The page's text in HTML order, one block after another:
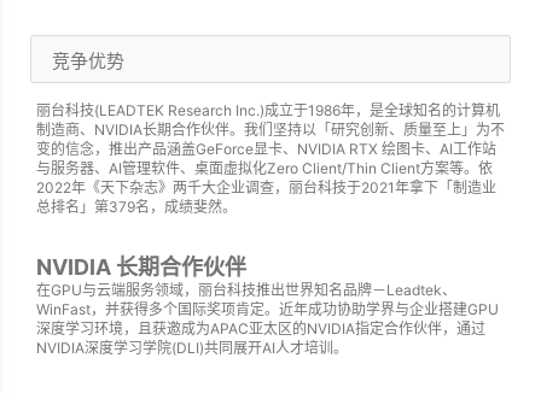
竞争优势
丽台科技(LEADTEK Research Inc.)成立于1986年，是全球知名的计算机
制造商、NVIDIA长期合作伙伴。我们坚持以「研究创新、质量至上」为不
变的信念，推出产品涵盖GeForce显卡、NVIDIA RTX 绘图卡、AI工作站
与服务器、AI管理软件、桌面虚拟化Zero Client/Thin Client方案等。依
2022年《天下杂志》两千大企业调查，丽台科技于2021年拿下「制造业
总排名」第379名，成绩斐然。
NVIDIA 长期合作伙伴
在GPU与云端服务领域，丽台科技推出世界知名品牌－Leadtek、
WinFast，并获得多个国际奖项肯定。近年成功协助学界与企业搭建GPU
深度学习环境，且获邀成为APAC亚太区的NVIDIA指定合作伙伴，通过
NVIDIA深度学习学院(DLI)共同展开AI人才培训。